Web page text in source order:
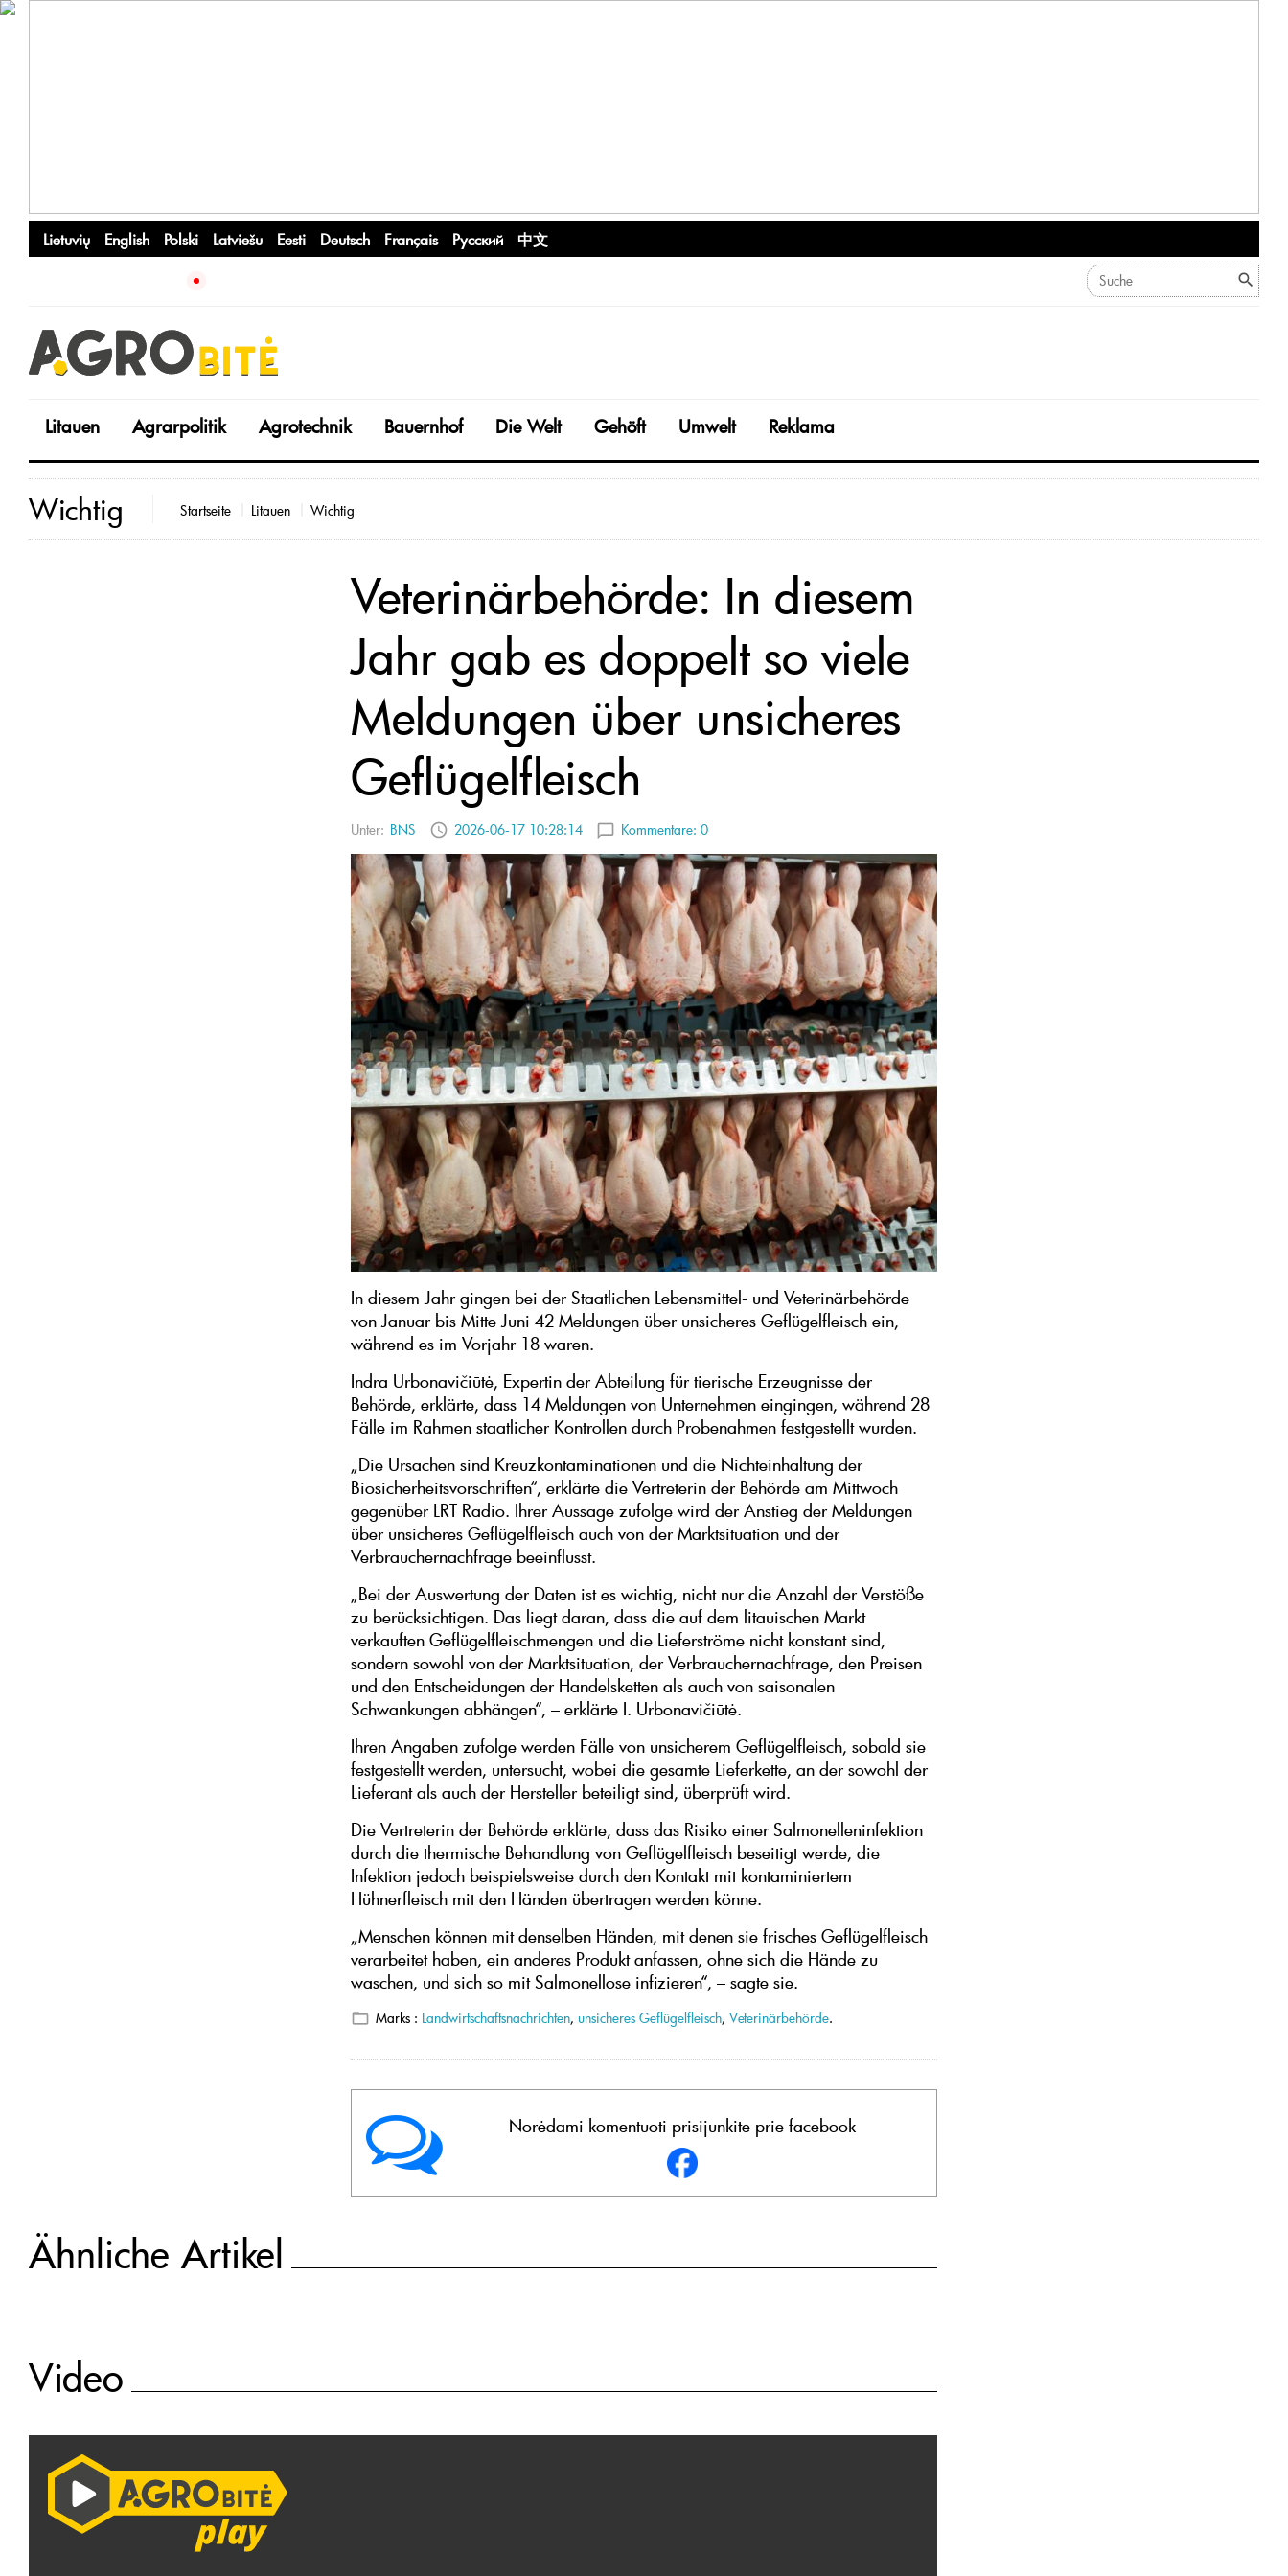
Lietuvių English Polski Latviešu Eesti Deutsch Français Русский 中文
Litauen Agrarpolitik Agrotechnik Bauernhof Die Welt Gehöft Umwelt Reklama
Wichtig Startseite Litauen Wichtig
Veterinärbehörde: In diesem
Jahr gab es doppelt so viele
Meldungen über unsicheres
Geflügelfleisch
Unter: BNS 2026-06-17 10:28:14 Kommentare: 0
In diesem Jahr gingen bei der Staatlichen Lebensmittel- und Veterinärbehörde
von Januar bis Mitte Juni 42 Meldungen über unsicheres Geflügelfleisch ein,
während es im Vorjahr 18 waren.
Indra Urbonavičiūtė, Expertin der Abteilung für tierische Erzeugnisse der
Behörde, erklärte, dass 14 Meldungen von Unternehmen eingingen, während 28
Fälle im Rahmen staatlicher Kontrollen durch Probenahmen festgestellt wurden.
„Die Ursachen sind Kreuzkontaminationen und die Nichteinhaltung der
Biosicherheitsvorschriften“, erklärte die Vertreterin der Behörde am Mittwoch
gegenüber LRT Radio. Ihrer Aussage zufolge wird der Anstieg der Meldungen
über unsicheres Geflügelfleisch auch von der Marktsituation und der
Verbrauchernachfrage beeinflusst.
„Bei der Auswertung der Daten ist es wichtig, nicht nur die Anzahl der Verstöße
zu berücksichtigen. Das liegt daran, dass die auf dem litauischen Markt
verkauften Geflügelfleischmengen und die Lieferströme nicht konstant sind,
sondern sowohl von der Marktsituation, der Verbrauchernachfrage, den Preisen
und den Entscheidungen der Handelsketten als auch von saisonalen
Schwankungen abhängen“, – erklärte I. Urbonavičiūtė.
Ihren Angaben zufolge werden Fälle von unsicherem Geflügelfleisch, sobald sie
festgestellt werden, untersucht, wobei die gesamte Lieferkette, an der sowohl der
Lieferant als auch der Hersteller beteiligt sind, überprüft wird.
Die Vertreterin der Behörde erklärte, dass das Risiko einer Salmonelleninfektion
durch die thermische Behandlung von Geflügelfleisch beseitigt werde, die
Infektion jedoch beispielsweise durch den Kontakt mit kontaminiertem
Hühnerfleisch mit den Händen übertragen werden könne.
„Menschen können mit denselben Händen, mit denen sie frisches Geflügelfleisch
verarbeitet haben, ein anderes Produkt anfassen, ohne sich die Hände zu
waschen, und sich so mit Salmonellose infizieren“, – sagte sie.
Marks : Landwirtschaftsnachrichten, unsicheres Geflügelfleisch, Veterinärbehörde.
Norėdami komentuoti prisijunkite prie facebook
Ähnliche Artikel
Video